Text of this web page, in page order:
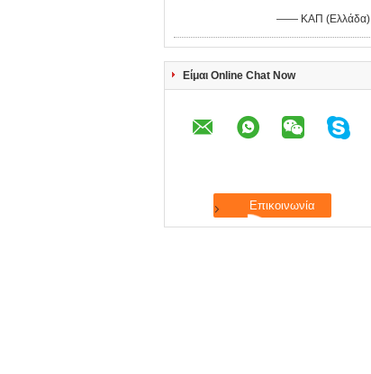
—— ΚΑΠ (Ελλάδα)
Είμαι Online Chat Now